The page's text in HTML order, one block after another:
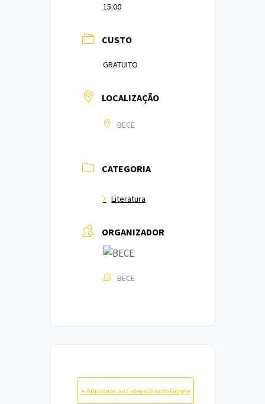
15:00
CUSTO
GRATUITO
LOCALIZAÇÃO
BECE
CATEGORIA
Literatura
ORGANIZADOR
BECE
+ Adicionar ao Calendário do Google